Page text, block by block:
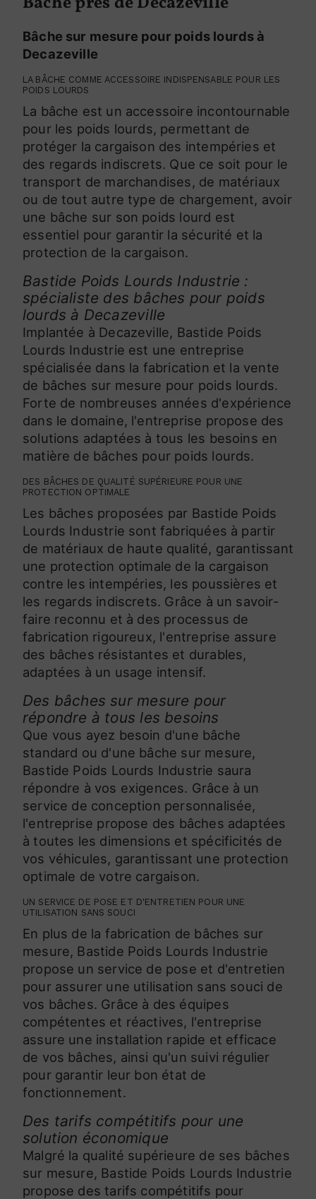
Bâche sur mesure pour poids lourds à
Decazeville
LA BÂCHE COMME ACCESSOIRE INDISPENSABLE POUR LES
POIDS LOURDS
La bâche est un accessoire incontournable
pour les poids lourds, permettant de
protéger la cargaison des intempéries et
des regards indiscrets. Que ce soit pour le
transport de marchandises, de matériaux
ou de tout autre type de chargement, avoir
une bâche sur son poids lourd est
essentiel pour garantir la sécurité et la
protection de la cargaison.
Bastide Poids Lourds Industrie :
spécialiste des bâches pour poids
lourds à Decazeville
Implantée à Decazeville, Bastide Poids
Lourds Industrie est une entreprise
spécialisée dans la fabrication et la vente
de bâches sur mesure pour poids lourds.
Forte de nombreuses années d'expérience
dans le domaine, l'entreprise propose des
solutions adaptées à tous les besoins en
matière de bâches pour poids lourds.
DES BÂCHES DE QUALITÉ SUPÉRIEURE POUR UNE
PROTECTION OPTIMALE
Les bâches proposées par Bastide Poids
Lourds Industrie sont fabriquées à partir
de matériaux de haute qualité, garantissant
une protection optimale de la cargaison
contre les intempéries, les poussières et
les regards indiscrets. Grâce à un savoir-
faire reconnu et à des processus de
fabrication rigoureux, l'entreprise assure
des bâches résistantes et durables,
adaptées à un usage intensif.
Des bâches sur mesure pour
répondre à tous les besoins
Que vous ayez besoin d'une bâche
standard ou d'une bâche sur mesure,
Bastide Poids Lourds Industrie saura
répondre à vos exigences. Grâce à un
service de conception personnalisée,
l'entreprise propose des bâches adaptées
à toutes les dimensions et spécificités de
vos véhicules, garantissant une protection
optimale de votre cargaison.
UN SERVICE DE POSE ET D'ENTRETIEN POUR UNE
UTILISATION SANS SOUCI
En plus de la fabrication de bâches sur
mesure, Bastide Poids Lourds Industrie
propose un service de pose et d'entretien
pour assurer une utilisation sans souci de
vos bâches. Grâce à des équipes
compétentes et réactives, l'entreprise
assure une installation rapide et efficace
de vos bâches, ainsi qu'un suivi régulier
pour garantir leur bon état de
fonctionnement.
Des tarifs compétitifs pour une
solution économique
Malgré la qualité supérieure de ses bâches
sur mesure, Bastide Poids Lourds Industrie
propose des tarifs compétitifs pour